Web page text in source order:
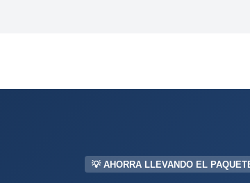
💡 AHORRA LLEVANDO EL